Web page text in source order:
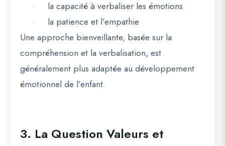
· la capacité à verbaliser les émotions
· la patience et l’empathie
Une approche bienveillante, basée sur la
compréhension et la verbalisation, est
généralement plus adaptée au développement
émotionnel de l’enfant.
3. La Question Valeurs et